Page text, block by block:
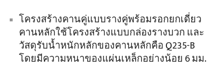
โครงสร้างคานคู่แบบรางคู่พร้อมรอกยกเดี่ยว
คานหลักใช้โครงสร้างแบบกล่องรางบวก และ
วัสดุรับน้ำหนักหลักของคานหลักคือ Q235-B
โดยมีความหนาของแผ่นเหล็กอย่างน้อย 6 มม.